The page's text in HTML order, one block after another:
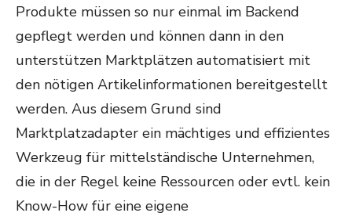
Produkte müssen so nur einmal im Backend
gepflegt werden und können dann in den
unterstützen Marktplätzen automatisiert mit
den nötigen Artikelinformationen bereitgestellt
werden. Aus diesem Grund sind
Marktplatzadapter ein mächtiges und effizientes
Werkzeug für mittelständische Unternehmen,
die in der Regel keine Ressourcen oder evtl. kein
Know-How für eine eigene